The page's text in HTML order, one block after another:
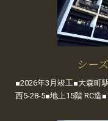
シー
■2026年3月竣工■大森町
西5-28-5■地上15階 RC造